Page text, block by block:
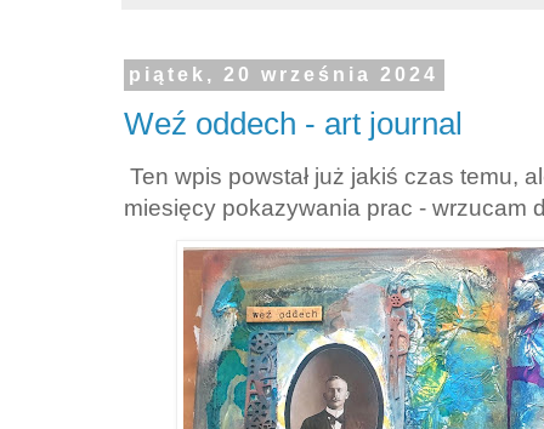
piątek, 20 września 2024
Weź oddech - art journal
Ten wpis powstał już jakiś czas temu,
miesięcy pokazywania prac - wrzucam